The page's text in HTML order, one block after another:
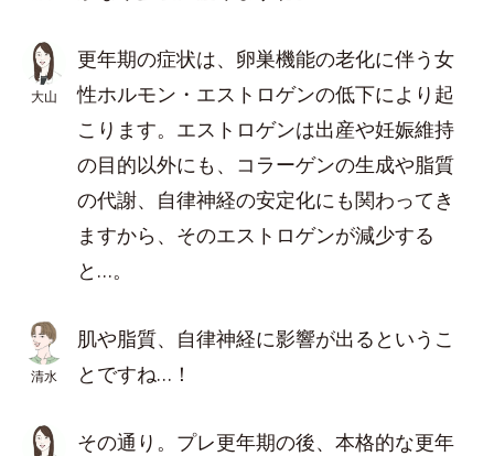
大山
更年期の症状は、卵巣機能の老化に伴う女
性ホルモン・エストロゲンの低下により起
こります。エストロゲンは出産や妊娠維持
の目的以外にも、コラーゲンの生成や脂質
の代謝、自律神経の安定化にも関わってき
ますから、そのエストロゲンが減少する
と…。
清水
肌や脂質、自律神経に影響が出るというこ
とですね…！
その通り。プレ更年期の後、本格的な更年